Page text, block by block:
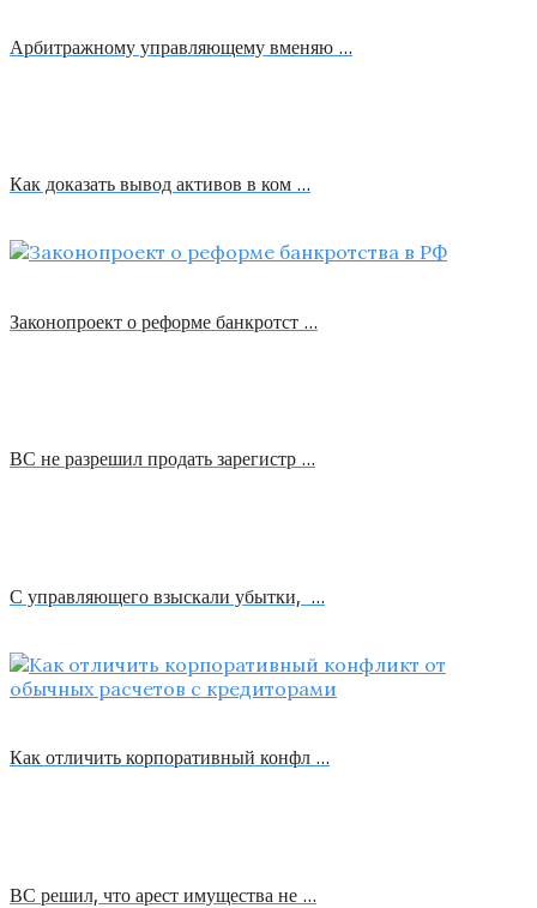
Арбитражному управляющему вменяю …
Как доказать вывод активов в ком …
Законопроект о реформе банкротст …
ВС не разрешил продать зарегистр …
С управляющего взыскали убытки, …
Как отличить корпоративный конфл …
ВС решил, что арест имущества не …